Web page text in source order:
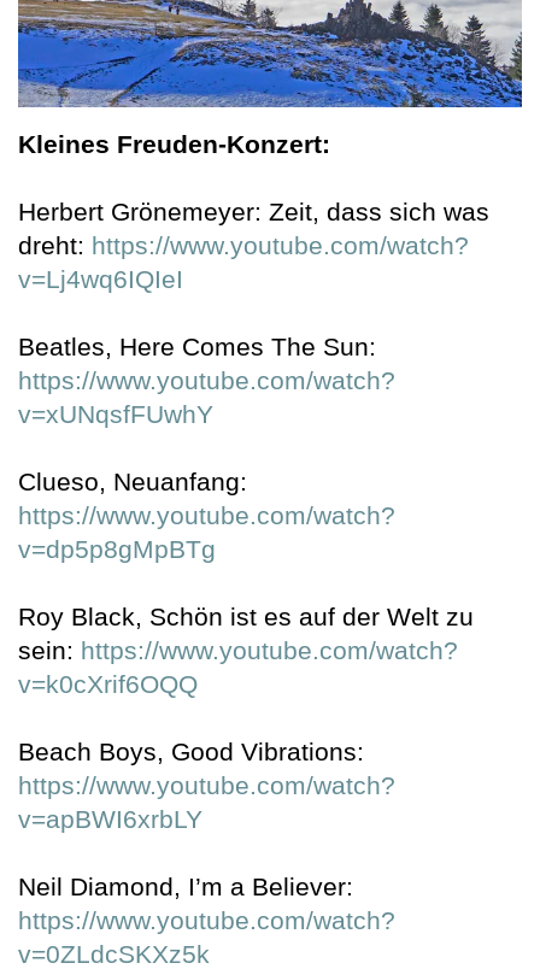
Kleines Freuden-Konzert:
Herbert Grönemeyer: Zeit, dass sich was
dreht: https://www.youtube.com/watch?
v=Lj4wq6IQIeI
Beatles, Here Comes The Sun:
https://www.youtube.com/watch?
v=xUNqsfFUwhY
Clueso, Neuanfang:
https://www.youtube.com/watch?
v=dp5p8gMpBTg
Roy Black, Schön ist es auf der Welt zu
sein: https://www.youtube.com/watch?
v=k0cXrif6OQQ
Beach Boys, Good Vibrations:
https://www.youtube.com/watch?
v=apBWI6xrbLY
Neil Diamond, I’m a Believer:
https://www.youtube.com/watch?
v=0ZLdcSKXz5k